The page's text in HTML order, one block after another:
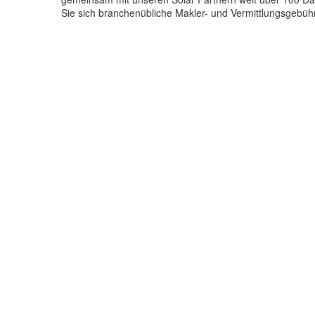
Sie sich branchenübliche Makler- und